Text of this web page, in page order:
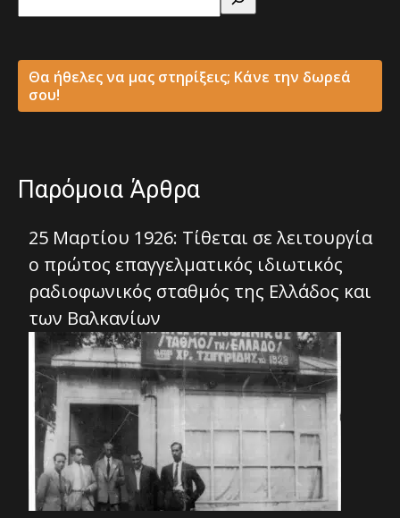
Θα ήθελες να μας στηρίξεις; Κάνε την δωρεά
σου!
Παρόμοια Άρθρα
25 Μαρτίου 1926: Τίθεται σε λειτουργία
ο πρώτος επαγγελματικός ιδιωτικός
ραδιοφωνικός σταθμός της Ελλάδος και
των Βαλκανίων